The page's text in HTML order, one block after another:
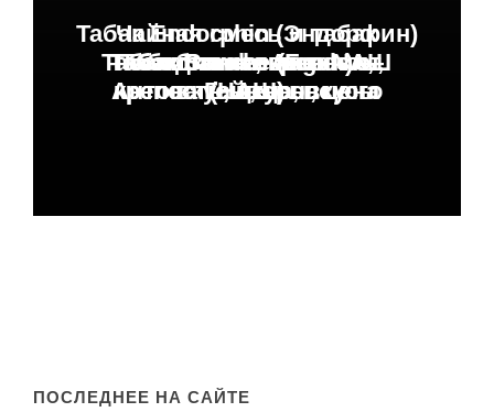
Чайная смесь и табак
Табабка — описание,
крепость, вкусы, цена
Табак Endorphin (Эндорфин)
— описание, крепость,
вкусы, цена
Табак Bonche (Бонч) —
крепость, цена, вкусы
Табак для кальяна NАШ
(НАШ)
Табак Smoke Angels от
Антона Гайворонского
ПОСЛЕДНЕЕ НА САЙТЕ